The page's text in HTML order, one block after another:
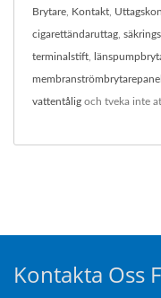
Brytare Kontakt
cigarettändaruttag
terminalstift
membranströmbrytarepanel
vattentålig och tveka inte
Kontakta Oss